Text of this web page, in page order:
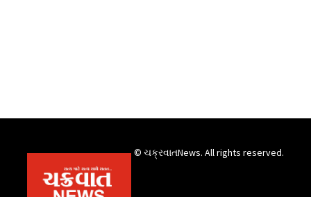
© ચક્રવાતNews. All rights reserved.